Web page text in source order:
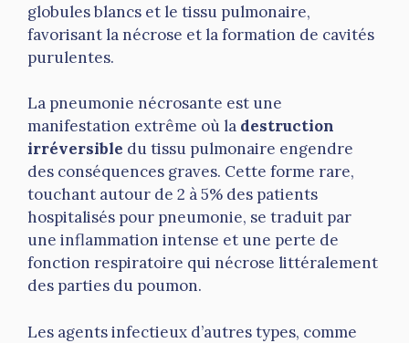
globules blancs et le tissu pulmonaire,
favorisant la nécrose et la formation de cavités
purulentes.
La pneumonie nécrosante est une
manifestation extrême où la destruction
irréversible du tissu pulmonaire engendre
des conséquences graves. Cette forme rare,
touchant autour de 2 à 5% des patients
hospitalisés pour pneumonie, se traduit par
une inflammation intense et une perte de
fonction respiratoire qui nécrose littéralement
des parties du poumon.
Les agents infectieux d’autres types, comme